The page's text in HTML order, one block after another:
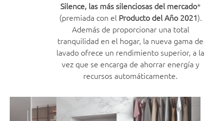
Silence, las más silenciosas del mercado*
(premiada con el Producto del Año 2021).
Además de proporcionar una total
tranquilidad en el hogar, la nueva gama de
lavado ofrece un rendimiento superior, a la
vez que se encarga de ahorrar energía y
recursos automáticamente.